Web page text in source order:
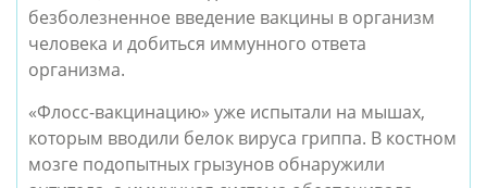
безболезненное введение вакцины в организм
человека и добиться иммунного ответа
организма.
«Флосс-вакцинацию» уже испытали на мышах,
которым вводили белок вируса гриппа. В костном
мозге подопытных грызунов обнаружили